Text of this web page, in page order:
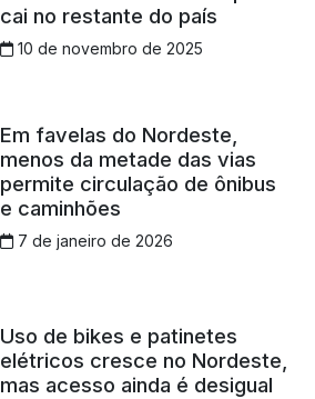
cai no restante do país
10 de novembro de 2025
Em favelas do Nordeste,
menos da metade das vias
permite circulação de ônibus
e caminhões
7 de janeiro de 2026
Uso de bikes e patinetes
elétricos cresce no Nordeste,
mas acesso ainda é desigual